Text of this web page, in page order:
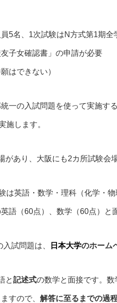
5名、1次試験はN方式第1期
子女確認書」の申請が必要
はできない）
一の入試問題を使って実施す
施します。
があり、大阪にも2カ所試験会
は英語・数学・理科（化学・
語（60点）、数学（60点）と
試問題は、 日本大学のホーム
と記述式の数学と面接です。
すので、 解答に至るまでの過